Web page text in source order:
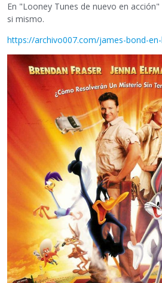
En "Looney Tunes de nuevo en
si mismo.
https://archivo007.com/james-bond-